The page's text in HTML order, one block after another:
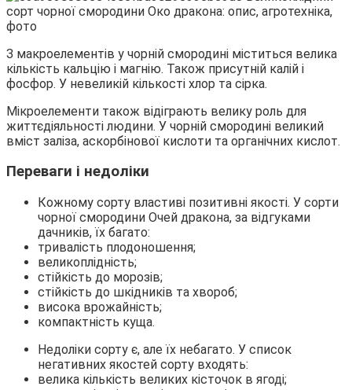
З макроелементів у чорній смородині міститься велика
кількість кальцію і магнію. Також присутній калій і
фосфор. У невеликій кількості хлор та сірка.
Мікроелементи також відіграють велику роль для
життєдіяльності людини. У чорній смородині великий
вміст заліза, аскорбінової кислоти та органічних кислот.
Переваги і недоліки
Кожному сорту властиві позитивні якості. У сорти
чорної смородини Очей дракона, за відгуками
дачників, їх багато:
тривалість плодоношення;
великоплідність;
стійкість до морозів;
стійкість до шкідників та хвороб;
висока врожайність;
компактність куща.
Недоліки сорту є, але їх небагато. У список
негативних якостей сорту входять:
велика кількість великих кісточок в ягоді;